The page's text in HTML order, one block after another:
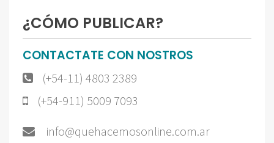
¿CÓMO PUBLICAR?
CONTACTATE CON NOSTROS
(+54-11) 4803 2389
(+54-911) 5009 7093
info@quehacemosonline.com.ar